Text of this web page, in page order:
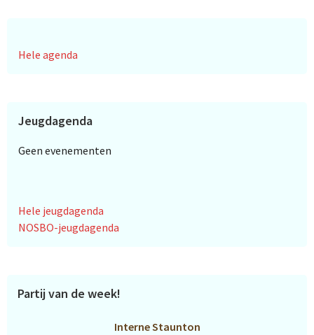
Hele agenda
Jeugdagenda
Geen evenementen
Hele jeugdagenda
NOSBO-jeugdagenda
Partij van de week!
Interne Staunton